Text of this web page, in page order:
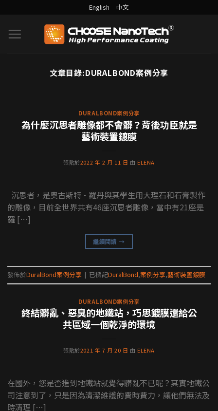
English 中文
文章目錄:DURALBOND案例分享
背後功臣就是藝術裝置鍍膜
沉思者，是奧古斯特·羅丹與其學生用大理石和石
膏製作的雕像，目前全世界共有46座沉思者雕像，
DURALBOND案例分享
為什麼沉思者雕像都不會髒？背後功臣就是
藝術裝置鍍膜
張貼於2022 年 2 月 11 日 由 ELENA
沉思者，是奧古斯特·羅丹與其學生用大理石和石膏製作
的雕像，目前全世界共有46座沉思者雕像，當中有21座是
羅 […]
繼續閱讀→
發佈於DuralBond案例分享 | 已標記DuralBond,案例分享,藝術裝置鍍膜
DURALBOND案例分享
終結髒亂、惡臭的地鐵站，巧思鍍膜還給公
共區域一個乾淨的環境
張貼於2021 年 7 月 20 日 由 ELENA
在國外，您是否進到地鐵站就覺得髒亂不已呢？其實地鐵公
司注意到了，只是因為清潔維護的費時費力，讓他們無法及
時清理 […]